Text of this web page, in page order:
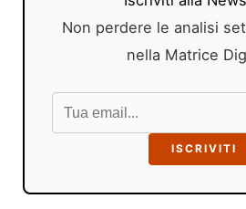
Non perdere le analisi
nella Matrice
ISCRIVITI